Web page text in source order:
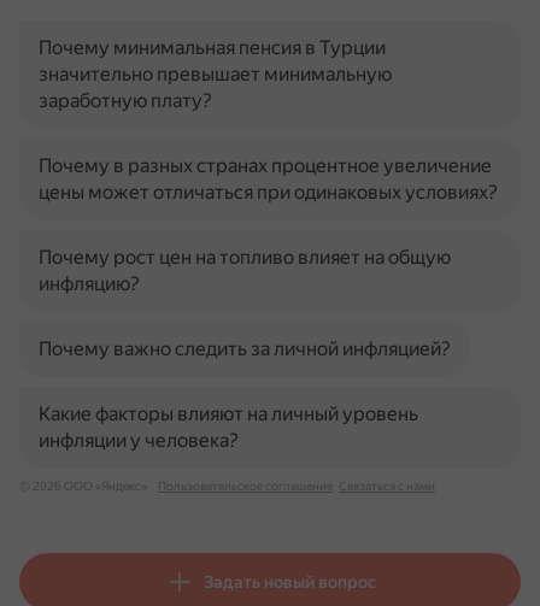
Почему минимальная пенсия в Турции
значительно превышает минимальную
заработную плату?
Почему в разных странах процентное увеличение
цены может отличаться при одинаковых условиях?
Почему рост цен на топливо влияет на общую
инфляцию?
Почему важно следить за личной инфляцией?
Какие факторы влияют на личный уровень
инфляции у человека?
© 2026 ООО «Яндекс» Пользовательское соглашение Связаться с нами
Задать новый вопрос